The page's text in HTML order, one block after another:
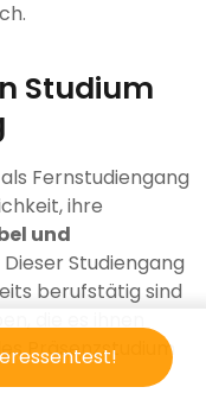
Studium
Fernstudiengang
ihre
und
Studiengang
berufstätig sind
die es ihnen
Präsenzstudium